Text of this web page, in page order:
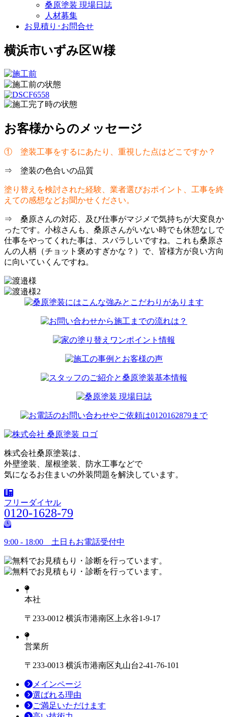
桑原塗装 現場日誌
人材募集
お見積り･お問合せ
横浜市いずみ区Ｗ様
お客様からのメッセージ
① 塗装工事をするにあたり、重視した点はどこですか？
⇒ 塗装の色合いの品質
塗り替えを検討された経験、業者選びおポイント、工事を終
えての感想などお聞かせください。
⇒ 桑原さんの対応、及び仕事がマジメで気持ちが大変良か
ったです。小椋さんも、桑原さんがいない時でも休憩なしで
仕事をやってくれた事は、スバラしいですね。これも桑原さ
んの人柄（チョット褒めすぎかな？）で、皆様方が良い方向
に向いていくんですね。
株式会社桑原塗装は、
外壁塗装、屋根塗装、防水工事などで
気になるお住まいの外装問題を解決しています。
フリーダイヤル
0120-1628-79
9:00 - 18:00 土日もお電話受付中
本社
〒233-0012 横浜市港南区上永谷1-9-17
営業所
〒233-0013 横浜市港南区丸山台2-41-76-101
メインページ
選ばれる理由
ご満足いただけます